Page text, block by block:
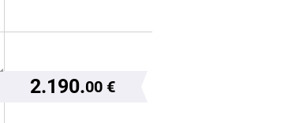
2.190.00 €